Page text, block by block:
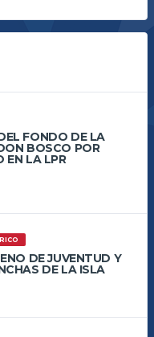
FONDO DE LA
BOSCO POR
EN LA LPR
DE JUVENTUD Y
DE LA ISLA